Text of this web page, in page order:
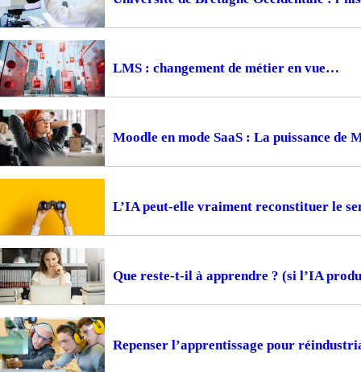
LMS : changement de métier en vue
Moodle en mode SaaS : La puissance de
L’IA peut-elle vraiment reconstituer le
Que reste-t-il à apprendre ? (si l’IA
Repenser l’apprentissage pour